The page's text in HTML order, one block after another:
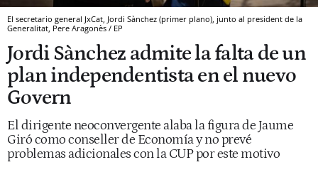
El secretario general JxCat, Jordi Sànchez (primer plano), junto al president de la
Generalitat, Pere Aragonès / EP
Jordi Sànchez admite la falta de un
plan independentista en el nuevo
Govern
El dirigente neoconvergente alaba la figura de Jaume
Giró como conseller de Economía y no prevé
problemas adicionales con la CUP por este motivo